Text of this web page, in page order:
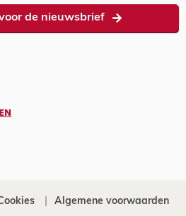
de nieuwsbrief
Algemene voorwaarden